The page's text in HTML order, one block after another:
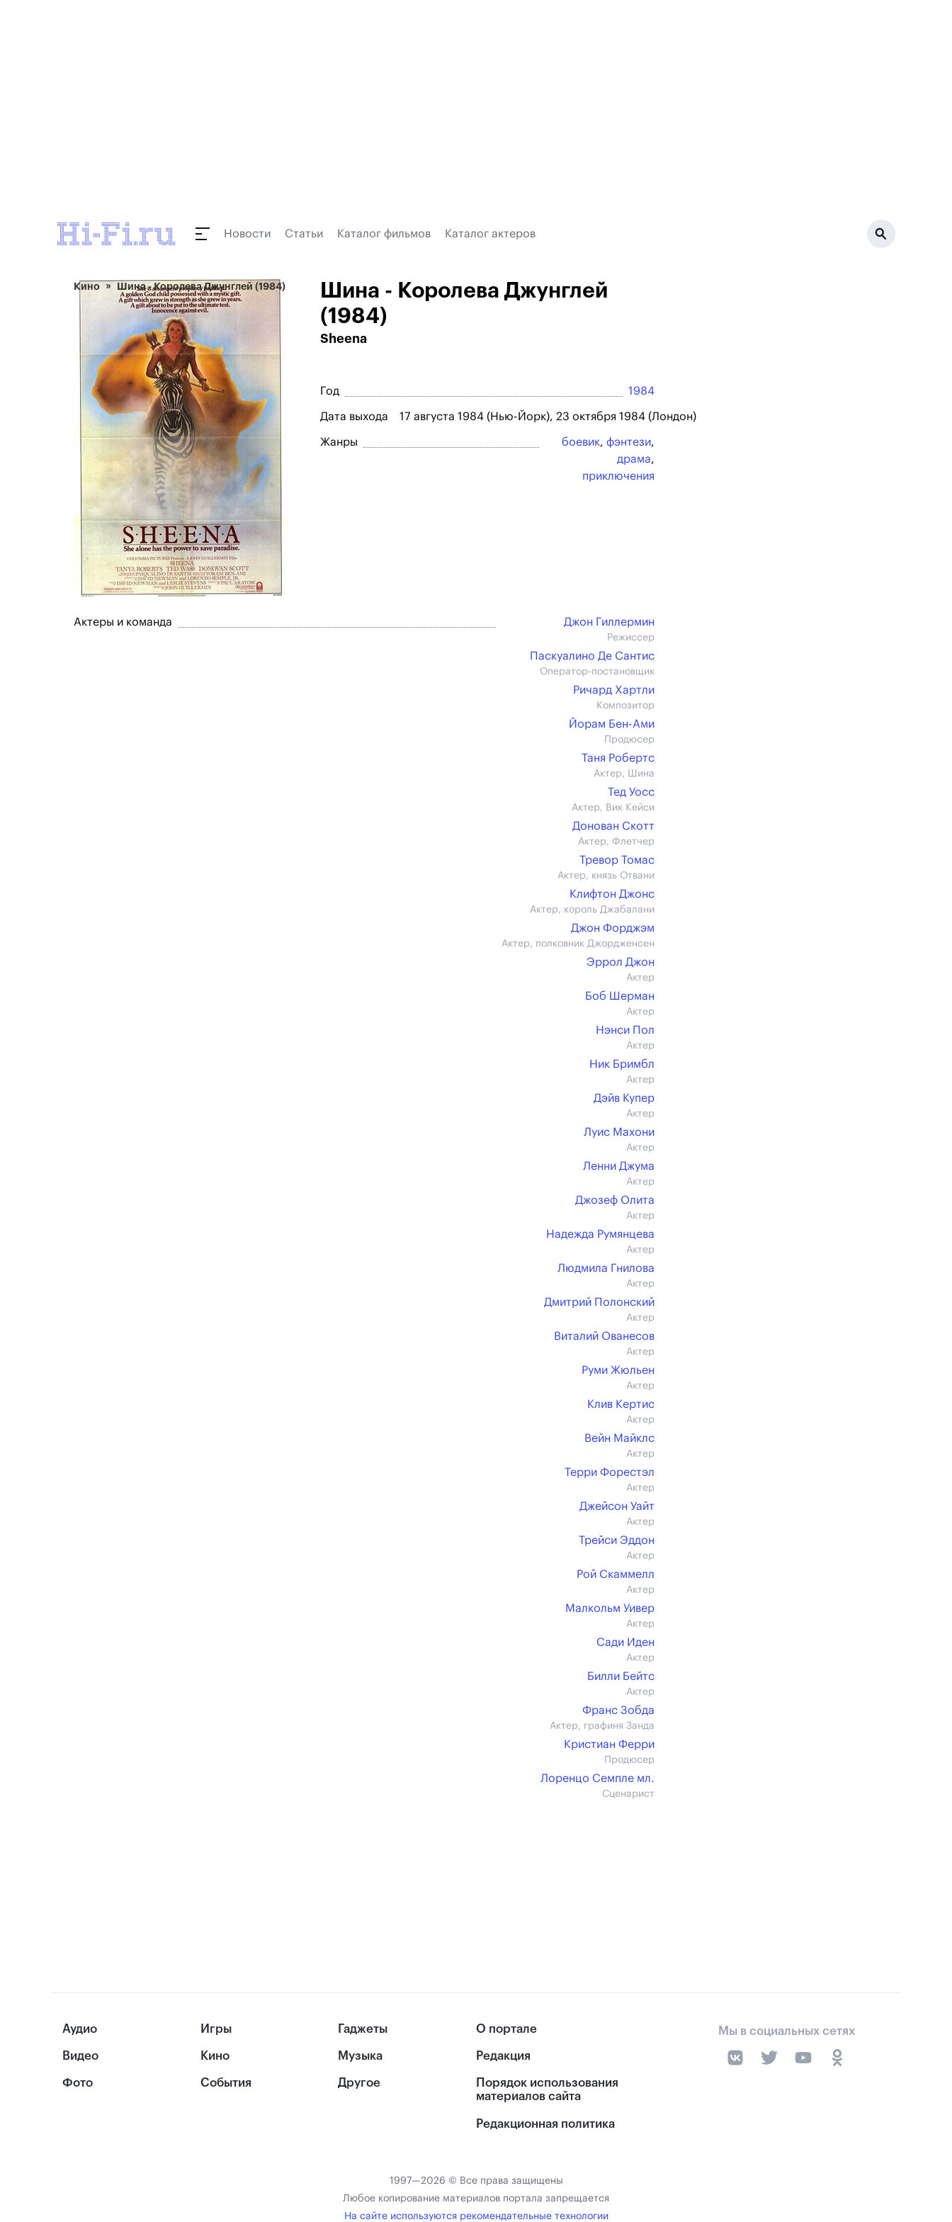
Новости Статьи Каталог фильмов Каталог актеров
Кино Шина - Королева Джунглей (1984)
Шина - Королева Джунглей
(1984)
Sheena
Год 1984
Дата выхода 17 августа 1984 (Нью-Йорк), 23 октября 1984 (Лондон)
Жанры боевик, фэнтези,
драма,
приключения
Актеры и команда Джон Гиллермин
Режиссер
Паскуалино Де Сантис
Оператор-постановщик
Ричард Хартли
Композитор
Йорам Бен-Ами
Продюсер
Таня Робертс
Актер, Шина
Тед Уосс
Актер, Вик Кейси
Донован Скотт
Актер, Флетчер
Тревор Томас
Актер, князь Отвани
Клифтон Джонс
Актер, король Джабалани
Джон Форджэм
Актер, полковник Джордженсен
Эррол Джон
Актер
Боб Шерман
Актер
Нэнси Пол
Актер
Ник Бримбл
Актер
Дэйв Купер
Актер
Луис Махони
Актер
Ленни Джума
Актер
Джозеф Олита
Актер
Надежда Румянцева
Актер
Людмила Гнилова
Актер
Дмитрий Полонский
Актер
Виталий Ованесов
Актер
Руми Жюльен
Актер
Клив Кертис
Актер
Вейн Майклс
Актер
Терри Форестэл
Актер
Джейсон Уайт
Актер
Трейси Эддон
Актер
Рой Скаммелл
Актер
Малкольм Уивер
Актер
Сади Иден
Актер
Билли Бейтс
Актер
Франс Зобда
Актер, графиня Занда
Кристиан Ферри
Продюсер
Лоренцо Семпле мл.
Сценарист
Аудио
Видео
Фото
Игры
Кино
События
Гаджеты
Музыка
Другое
О портале
Редакция
Порядок использования
материалов сайта
Редакционная политика
Мы в социальных сетях
1997—2026 © Все права защищены
Любое копирование материалов портала запрещается
На сайте используются рекомендательные технологии